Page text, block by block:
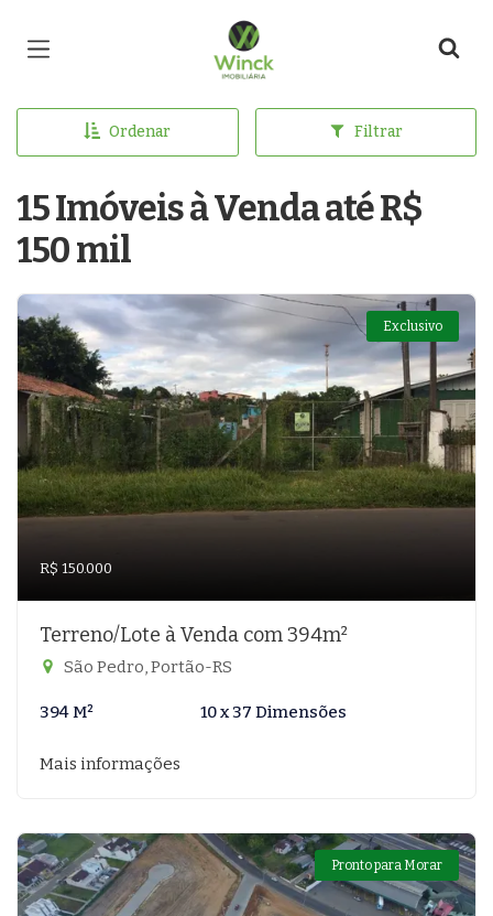
Página inicial
Ordenar Filtrar
15 Imóveis à Venda até R$
150 mil
Exclusivo
R$ 150.000
Terreno/Lote à Venda com 394m²
São Pedro, Portão-RS
394 M² 10 x 37 Dimensões
Mais informações
Pronto para Morar